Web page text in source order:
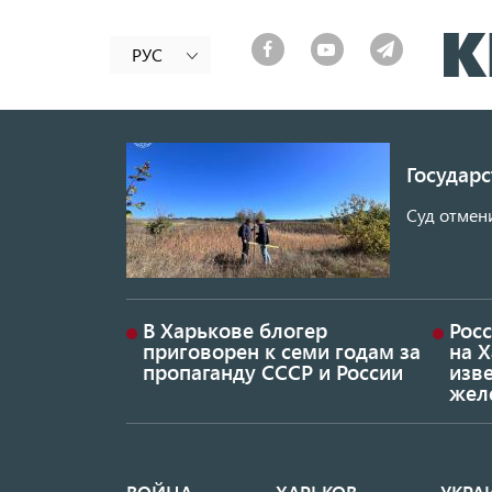
РУС
Суд
В Харькове блогер
приговорен к семи годам за
пропаганду СССР и России
на